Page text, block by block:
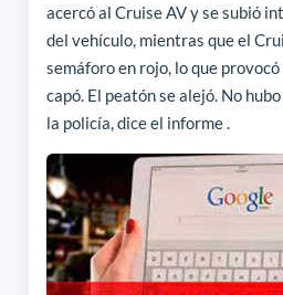
acercó al Cruise AV y se subió
del vehículo, mientras que el
semáforo en rojo, lo que
capó. El peatón se alejó. No
la policía, dice el informe .